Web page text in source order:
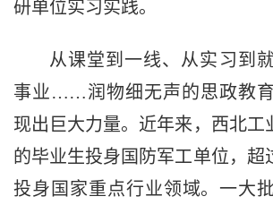
研单位实习实践。
从课堂到一线、从实习到
事业……润物细无声的思政教
现出巨大力量。近年来，西北工
的毕业生投身国防军工单位，超
投身国家重点行业领域。一大